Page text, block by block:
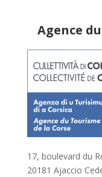
Agence
17, boulevard du
20181 Ajaccio